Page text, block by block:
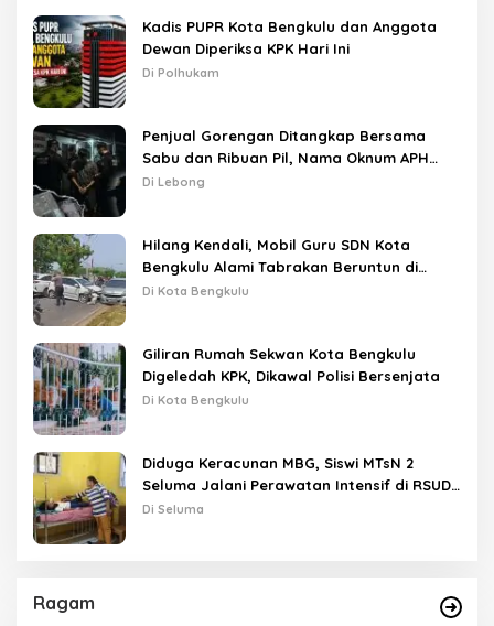
Kadis PUPR Kota Bengkulu dan Anggota
Dewan Diperiksa KPK Hari Ini
Di Polhukam
Penjual Gorengan Ditangkap Bersama
Sabu dan Ribuan Pil, Nama Oknum APH
Disebut Saat Interogasi
Di Lebong
Hilang Kendali, Mobil Guru SDN Kota
Bengkulu Alami Tabrakan Beruntun di
Lampu Merah
Di Kota Bengkulu
Giliran Rumah Sekwan Kota Bengkulu
Digeledah KPK, Dikawal Polisi Bersenjata
Di Kota Bengkulu
Diduga Keracunan MBG, Siswi MTsN 2
Seluma Jalani Perawatan Intensif di RSUD
Tais
Di Seluma
Ragam